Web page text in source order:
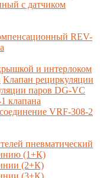
с датчиком
REV-
и интерлоком
Клапан рециркуляции
паров DG-VC
клапана
VRF-308-2
пневматический
(1+К)
(2+К)
(3+К)